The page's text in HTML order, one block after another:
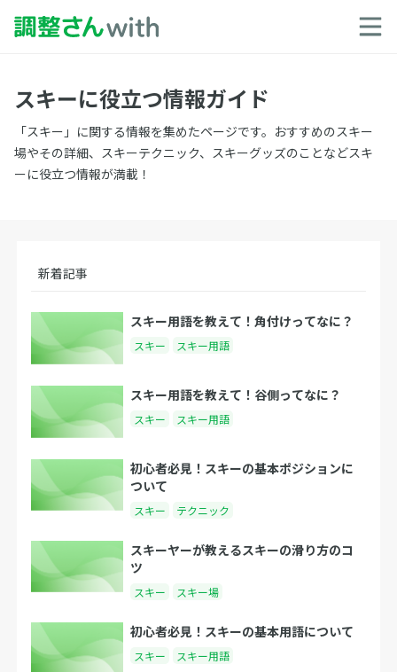
スキーに役立つ情報ガイド
「スキー」に関する情報を集めたページです。おすすめのスキー
場やその詳細、スキーテクニック、スキーグッズのことなどスキ
ーに役立つ情報が満載！
新着記事
スキー用語を教えて！角付けってなに？
スキー スキー用語
スキー用語を教えて！谷側ってなに？
スキー スキー用語
初心者必見！スキーの基本ポジションに
ついて
スキー テクニック
スキーヤーが教えるスキーの滑り方のコ
ツ
スキー スキー場
初心者必見！スキーの基本用語について
スキー スキー用語